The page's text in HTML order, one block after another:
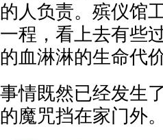
的人负责。殡仪馆
一程，看上去有些
的血淋淋的生命代价
事情既然已经发生
的魔咒挡在家门外。